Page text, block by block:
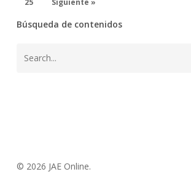
25
Siguiente »
Búsqueda de contenidos
© 2026 JAE Online.